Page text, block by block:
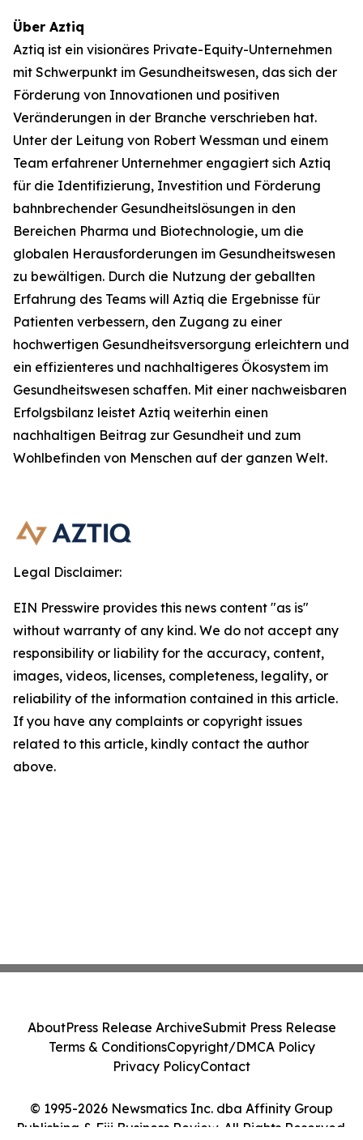
Über Aztiq
Aztiq ist ein visionäres Private-Equity-Unternehmen
mit Schwerpunkt im Gesundheitswesen, das sich der
Förderung von Innovationen und positiven
Veränderungen in der Branche verschrieben hat.
Unter der Leitung von Robert Wessman und einem
Team erfahrener Unternehmer engagiert sich Aztiq
für die Identifizierung, Investition und Förderung
bahnbrechender Gesundheitslösungen in den
Bereichen Pharma und Biotechnologie, um die
globalen Herausforderungen im Gesundheitswesen
zu bewältigen. Durch die Nutzung der geballten
Erfahrung des Teams will Aztiq die Ergebnisse für
Patienten verbessern, den Zugang zu einer
hochwertigen Gesundheitsversorgung erleichtern und
ein effizienteres und nachhaltigeres Ökosystem im
Gesundheitswesen schaffen. Mit einer nachweisbaren
Erfolgsbilanz leistet Aztiq weiterhin einen
nachhaltigen Beitrag zur Gesundheit und zum
Wohlbefinden von Menschen auf der ganzen Welt.
Legal Disclaimer:
EIN Presswire provides this news content "as is"
without warranty of any kind. We do not accept any
responsibility or liability for the accuracy, content,
images, videos, licenses, completeness, legality, or
reliability of the information contained in this article.
If you have any complaints or copyright issues
related to this article, kindly contact the author
above.
© 1995-2026 Newsmatics Inc. dba Affinity Group
Publishing & Fiji Business Review. All Rights Reserved.
AboutPress Release ArchiveSubmit Press Release
Terms & ConditionsCopyright/DMCA Policy
Privacy PolicyContact